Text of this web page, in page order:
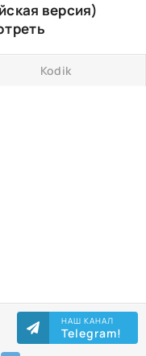
версия)
Kodik
НАШ КАНАЛ
Telegram!